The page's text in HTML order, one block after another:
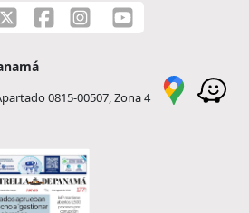
0815-00507, Zona 4